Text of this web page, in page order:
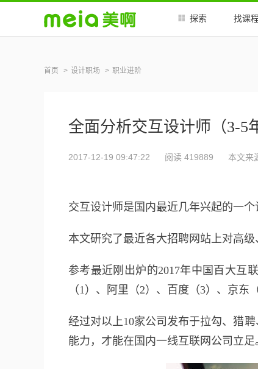
探索
找课
首页 设计职场 职业进阶
全面分析交互设计师（3-5
2017-12-19 09:47:22 阅读 419889 本文来
交互设计师是国内最近几年兴起的一
本文研究了最近各大招聘网站上对高
参考最近刚出炉的2017年中国百大互
（1）、阿里（2）、百度（3）、京
经过对以上10家公司发布于拉勾、猎
能力，才能在国内一线互联网公司立足